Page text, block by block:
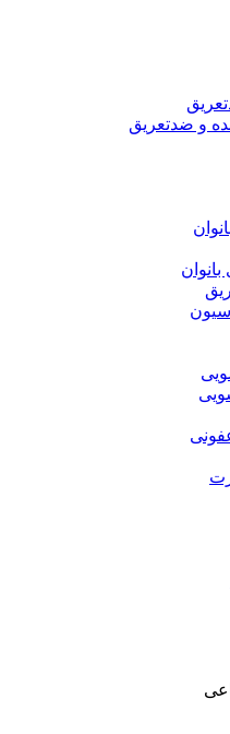
و ضدتعریق